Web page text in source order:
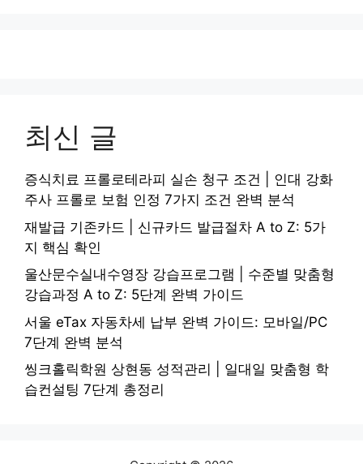
최신 글
증식치료 프롤로테라피 실손 청구 조건 | 인대 강화
주사 프롤로 보험 인정 7가지 조건 완벽 분석
재발급 기존카드 | 신규카드 발급절차 A to Z: 5가
지 핵심 확인
울산문수실내수영장 강습프로그램 | 수준별 맞춤형
강습과정 A to Z: 5단계 완벽 가이드
서울 eTax 자동차세 납부 완벽 가이드: 모바일/PC
7단계 완벽 분석
씽크홀릭학원 상현동 성적관리 | 일대일 맞춤형 학
습컨설팅 7단계 총정리